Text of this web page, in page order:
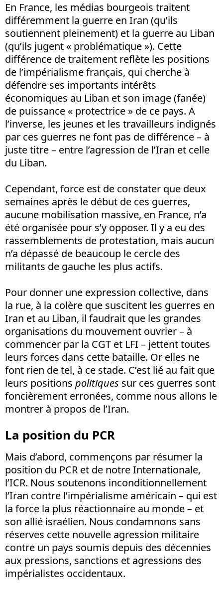
En France, les médias bourgeois traitent
différemment la guerre en Iran (qu’ils
soutiennent pleinement) et la guerre au Liban
(qu’ils jugent « problématique »). Cette
différence de traitement reflète les positions
de l’impérialisme français, qui cherche à
défendre ses importants intérêts
économiques au Liban et son image (fanée)
de puissance « protectrice » de ce pays. A
l’inverse, les jeunes et les travailleurs indignés
par ces guerres ne font pas de différence – à
juste titre – entre l’agression de l’Iran et celle
du Liban.
Cependant, force est de constater que deux
semaines après le début de ces guerres,
aucune mobilisation massive, en France, n’a
été organisée pour s’y opposer. Il y a eu des
rassemblements de protestation, mais aucun
n’a dépassé de beaucoup le cercle des
militants de gauche les plus actifs.
Pour donner une expression collective, dans
la rue, à la colère que suscitent les guerres en
Iran et au Liban, il faudrait que les grandes
organisations du mouvement ouvrier – à
commencer par la CGT et LFI – jettent toutes
leurs forces dans cette bataille. Or elles ne
font rien de tel, à ce stade. C’est lié au fait que
leurs positions politiques sur ces guerres sont
foncièrement erronées, comme nous allons le
montrer à propos de l’Iran.
La position du PCR
Mais d’abord, commençons par résumer la
position du PCR et de notre Internationale,
l’ICR. Nous soutenons inconditionnellement
l’Iran contre l’impérialisme américain – qui est
la force la plus réactionnaire au monde – et
son allié israélien. Nous condamnons sans
réserves cette nouvelle agression militaire
contre un pays soumis depuis des décennies
aux pressions, sanctions et agressions des
impérialistes occidentaux.